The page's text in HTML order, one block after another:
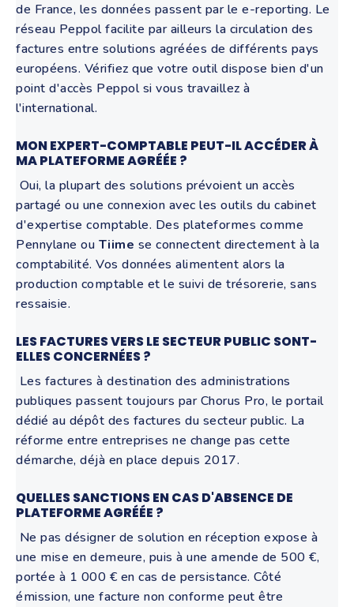
de France, les données passent par le e-reporting. Le
réseau Peppol facilite par ailleurs la circulation des
factures entre solutions agréées de différents pays
européens. Vérifiez que votre outil dispose bien d'un
point d'accès Peppol si vous travaillez à
l'international.
MON EXPERT-COMPTABLE PEUT-IL ACCÉDER À
MA PLATEFORME AGRÉÉE ?
Oui, la plupart des solutions prévoient un accès
partagé ou une connexion avec les outils du cabinet
d'expertise comptable. Des plateformes comme
Pennylane ou Tiime se connectent directement à la
comptabilité. Vos données alimentent alors la
production comptable et le suivi de trésorerie, sans
ressaisie.
LES FACTURES VERS LE SECTEUR PUBLIC SONT-
ELLES CONCERNÉES ?
Les factures à destination des administrations
publiques passent toujours par Chorus Pro, le portail
dédié au dépôt des factures du secteur public. La
réforme entre entreprises ne change pas cette
démarche, déjà en place depuis 2017.
QUELLES SANCTIONS EN CAS D'ABSENCE DE
PLATEFORME AGRÉÉE ?
Ne pas désigner de solution en réception expose à
une mise en demeure, puis à une amende de 500 €,
portée à 1 000 € en cas de persistance. Côté
émission, une facture non conforme peut être